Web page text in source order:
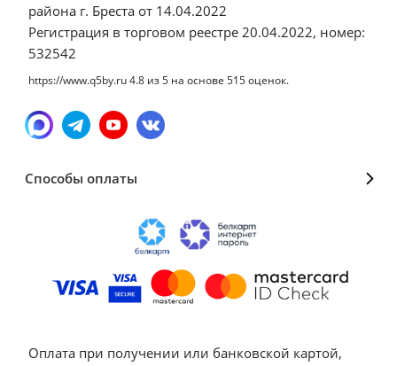
района г. Бреста от 14.04.2022
Регистрация в торговом реестре 20.04.2022, номер:
532542
https://www.q5by.ru4.8 из5 на основе 515оценок.
Способы оплаты
Оплата при получении или банковской картой,